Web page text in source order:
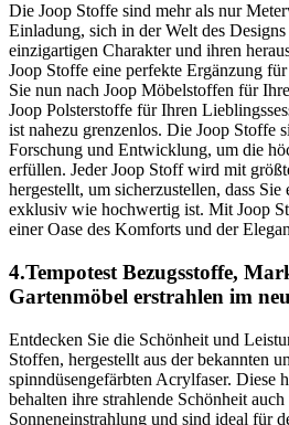
Die Joop Stoffe sind mehr als nur
Einladung, sich in der Welt des
einzigartigen Charakter und ihren
Joop Stoffe eine perfekte Ergänzung
Sie nun nach Joop Möbelstoffen für
Joop Polsterstoffe für Ihren
ist nahezu grenzenlos. Die Joop Stoffe
Forschung und Entwicklung, um die
erfüllen. Jeder Joop Stoff wird mit
hergestellt, um sicherzustellen, dass
exklusiv wie hochwertig ist. Mit Joop
einer Oase des Komforts und der
4.Tempotest Bezugsstoffe,
Gartenmöbel erstrahlen im
Entdecken Sie die Schönheit und
Stoffen, hergestellt aus der bekannten
spinndüsengefärbten Acrylfaser. Diese
behalten ihre strahlende Schönheit
Sonneneinstrahlung und sind ideal für